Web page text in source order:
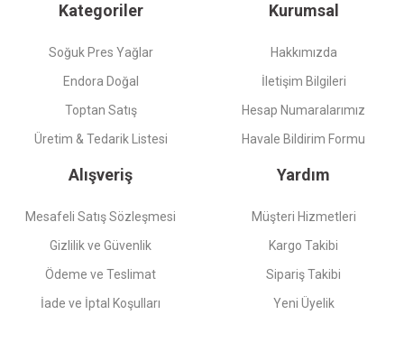
Kategoriler
Soğuk Pres Yağlar
Endora Doğal
Toptan Satış
Üretim & Tedarik Listesi
Kurumsal
Hakkımızda
İletişim Bilgileri
Hesap Numaralarımız
Havale Bildirim Formu
Alışveriş
Mesafeli Satış Sözleşmesi
Gizlilik ve Güvenlik
Ödeme ve Teslimat
İade ve İptal Koşulları
Yardım
Müşteri Hizmetleri
Kargo Takibi
Sipariş Takibi
Yeni Üyelik